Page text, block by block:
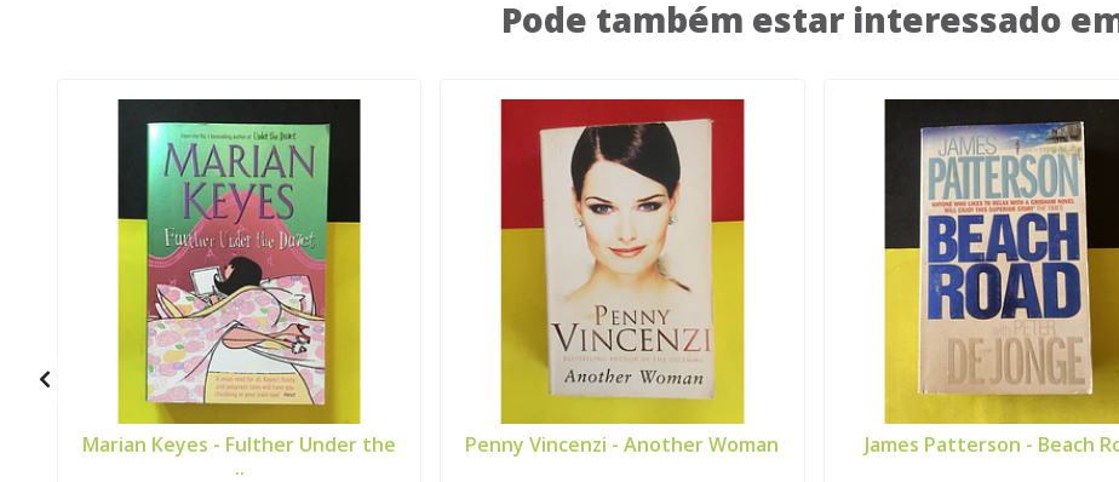
Pode também estar interessado
Marian Keyes - Fulther Under the
..
Penny Vincenzi - Another Woman James Patterson - Beach